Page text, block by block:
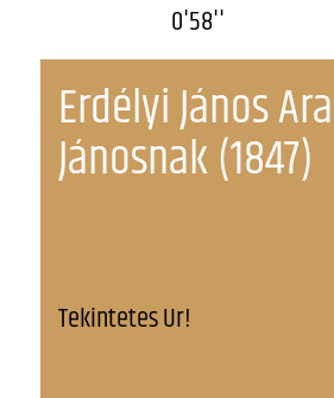
0'58''
Erdélyi János
Jánosnak (1847)
Tekintetes Ur!